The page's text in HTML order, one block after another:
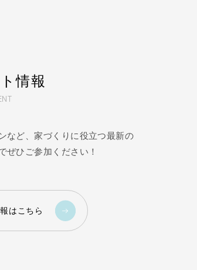
情報
など、家づくりに役立つ最新の
ぜひご参加ください！
はこちら